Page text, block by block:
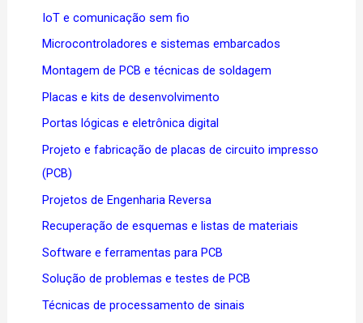
IoT e comunicação sem fio
Microcontroladores e sistemas embarcados
Montagem de PCB e técnicas de soldagem
Placas e kits de desenvolvimento
Portas lógicas e eletrônica digital
Projeto e fabricação de placas de circuito impresso
(PCB)
Projetos de Engenharia Reversa
Recuperação de esquemas e listas de materiais
Software e ferramentas para PCB
Solução de problemas e testes de PCB
Técnicas de processamento de sinais